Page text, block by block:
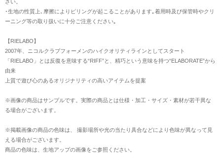
さい。
･生地の性質上､摩擦によりピリングが起こることがあります｡着用時及び保管時やクリ
ーニング等の取り扱いに十分ご注意ください｡
【RIELABO】
2007年、ニコルクラブフォーメンのハイクオリティラインとしてスタート
「RIELABO」とは反復を意味する“RIFF”と、精巧という意味を持つ“ELABORATE”から
由来
上質で遊び心のあるオリジナリティの高いアイテムを提案
※画像の商品はサンプルです。実際の商品とは仕様・加工・サイズ・素材が若干異な
る場合がございます。
※掲載画像の商品の色味は、 撮影場所や光の当たり具合などにより色味が異なって見
える場合がございます。
商品の色味は、生地アップの画像をご参照ください。